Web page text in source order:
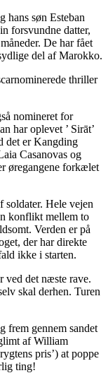
hans søn Esteban
forsvundne datter,
De har fået
del af Marokko.
thriller
nomineret for
har oplevet ’ Sirāt’
det er Kangding
Casanovas og
øregangene forkælet
soldater. Hele vejen
konflikt mellem to
Verden er på
der har direkte
ikke i starten.
ved det næste rave.
skal derhen. Turen
frem gennem sandet
af William
pris’) at poppe
ting!